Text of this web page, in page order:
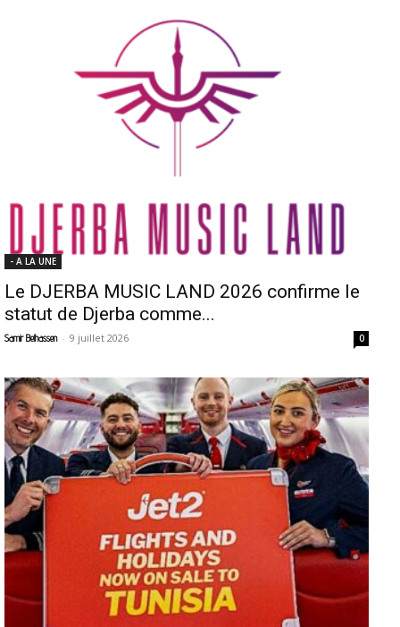
- A LA UNE
Le DJERBA MUSIC LAND 2026 confirme le
statut de Djerba comme...
Samir Belhassen - 9 juillet 2026 0